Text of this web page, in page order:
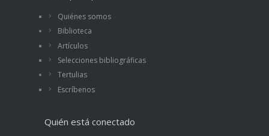
Quiénes somos
Biblioteca
Artículos
Selecciones bibliográficas
Tertulias
Escríbenos
Quién está conectado